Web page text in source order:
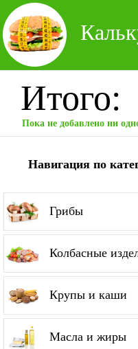
Итого:
Пока не добавлено ни
Навигация по
Грибы
Колбасные
Крупы и каши
Масла и жиры